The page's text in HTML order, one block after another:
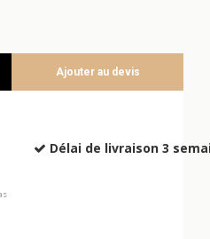
Ajouter au devis
Délai de livraison 3